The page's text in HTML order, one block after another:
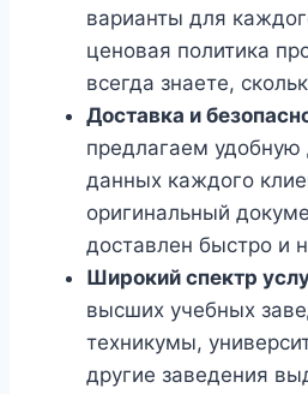
варианты для
ценовая политика
всегда знаете,
Доставка и
предлагаем удобную
данных каждого
оригинальный
доставлен быстро и
Широкий спектр
высших учебных
техникумы,
другие заведения